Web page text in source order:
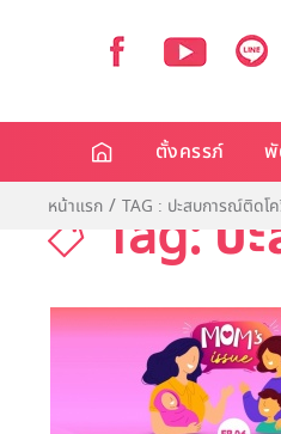
ตั้งครรภ์ พั
หน้าแรก TAG : ปะสบการณ์ติดโ
Tag: ป